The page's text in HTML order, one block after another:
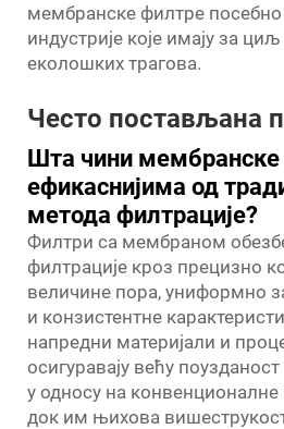
мембранске филтре
индустрије које имају за
еколошких трагова.
Често постављана
Шта чини
ефикаснијима од
метода филтрације?
Филтри са мембраном
филтрације кроз прецизно
величине пора, униформно
и конзистентне
напредни материјали и
осигуравају већу
у односу на конвенционалне
док им њихова